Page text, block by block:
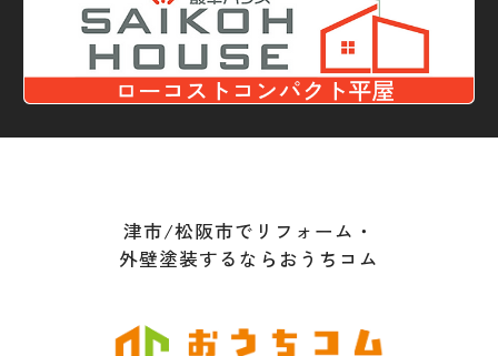
津市/松阪市でリフォーム・
外壁塗装するならおうちコム